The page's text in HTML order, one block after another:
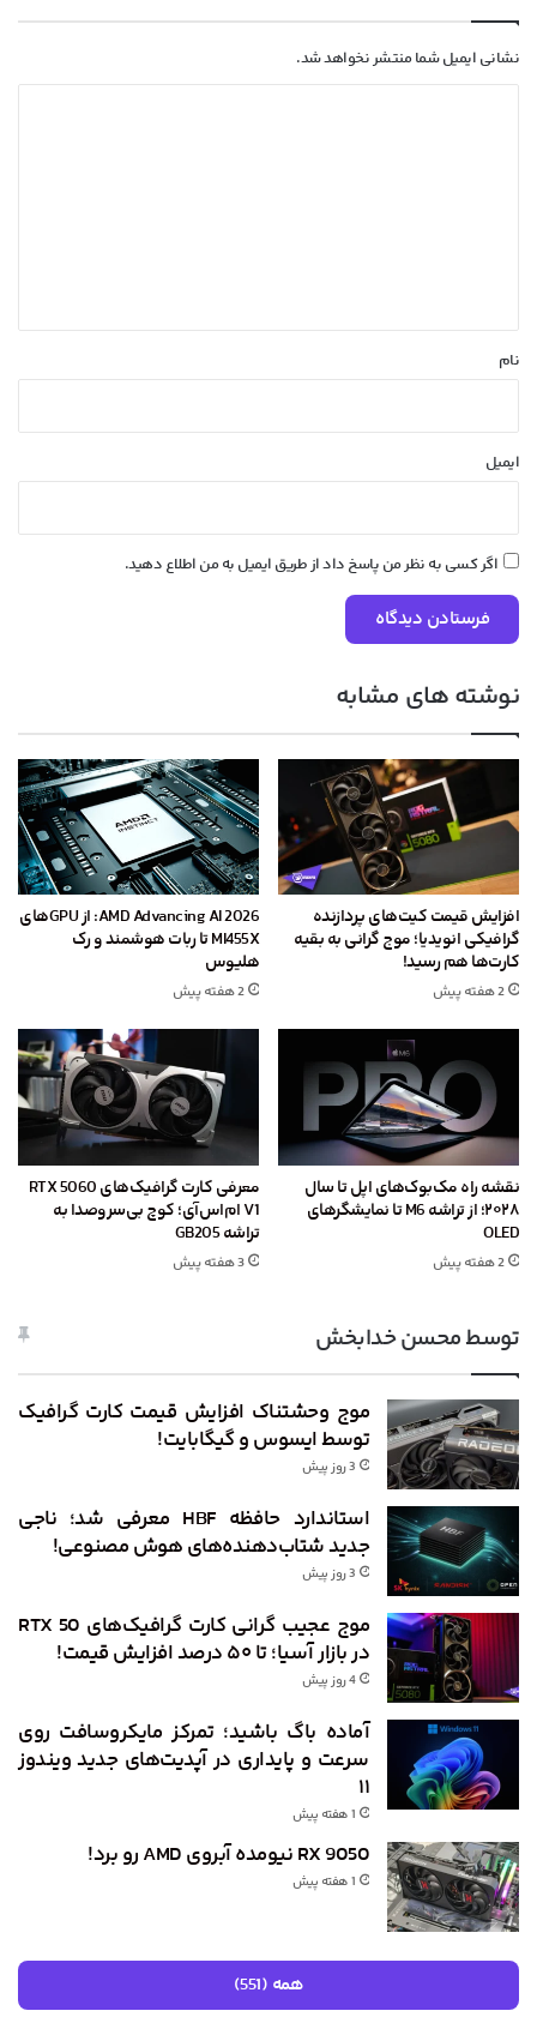
نشانی ایمیل شما منتشر نخواهد شد.
نام
ایمیل
اگر کسی به نظر من پاسخ داد از طریق ایمیل به من اطلاع دهید.
نوشته های مشابه
افزایش قیمت کیت‌های پردازنده
گرافیکی انویدیا؛ موج گرانی به بقیه
کارت‌ها هم رسید!
2 هفته پیش
AMD Advancing AI 2026: از GPU‌های
MI455X تا ربات هوشمند و رک
هلیوس
2 هفته پیش
نقشه راه مک‌بوک‌های اپل تا سال
۲۰۲۸؛ از تراشه M6 تا نمایشگرهای
OLED
2 هفته پیش
معرفی کارت گرافیک‌های RTX 5060
V1 ام‌اس‌آی؛ کوچ بی‌سروصدا به
تراشه GB205
3 هفته پیش
توسط محسن خدابخش
موج وحشتناک افزایش قیمت کارت گرافیک
توسط ایسوس و گیگابایت!
3 روز پیش
استاندارد حافظه HBF معرفی شد؛ ناجی
جدید شتاب‌دهنده‌های هوش مصنوعی!
3 روز پیش
موج عجیب گرانی کارت گرافیک‌های RTX 50
در بازار آسیا؛ تا ۵۰ درصد افزایش قیمت!
4 روز پیش
آماده باگ باشید؛ تمرکز مایکروسافت روی
سرعت و پایداری در آپدیت‌های جدید ویندوز
۱۱
1 هفته پیش
RX 9050 نیومده آبروی AMD رو برد!
1 هفته پیش
همه (551)